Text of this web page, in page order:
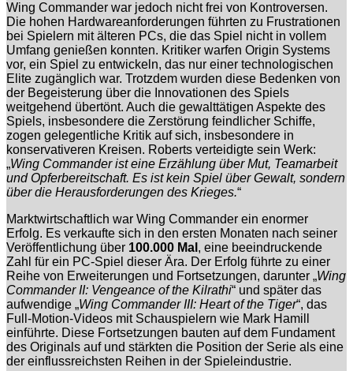
Wing Commander war jedoch nicht frei von Kontroversen.
Die hohen Hardwareanforderungen führten zu Frustrationen
bei Spielern mit älteren PCs, die das Spiel nicht in vollem
Umfang genießen konnten. Kritiker warfen Origin Systems
vor, ein Spiel zu entwickeln, das nur einer technologischen
Elite zugänglich war. Trotzdem wurden diese Bedenken von
der Begeisterung über die Innovationen des Spiels
weitgehend übertönt. Auch die gewalttätigen Aspekte des
Spiels, insbesondere die Zerstörung feindlicher Schiffe,
zogen gelegentliche Kritik auf sich, insbesondere in
konservativeren Kreisen. Roberts verteidigte sein Werk:
„Wing Commander ist eine Erzählung über Mut, Teamarbeit
und Opferbereitschaft. Es ist kein Spiel über Gewalt, sondern
über die Herausforderungen des Krieges.“
Marktwirtschaftlich war Wing Commander ein enormer
Erfolg. Es verkaufte sich in den ersten Monaten nach seiner
Veröffentlichung über 100.000 Mal , eine beeindruckende
Zahl für ein PC-Spiel dieser Ära. Der Erfolg führte zu einer
Reihe von Erweiterungen und Fortsetzungen, darunter „Wing
Commander II: Vengeance of the Kilrathi“ und später das
aufwendige „Wing Commander III: Heart of the Tiger“, das
Full-Motion-Videos mit Schauspielern wie Mark Hamill
einführte. Diese Fortsetzungen bauten auf dem Fundament
des Originals auf und stärkten die Position der Serie als eine
der einflussreichsten Reihen in der Spieleindustrie.